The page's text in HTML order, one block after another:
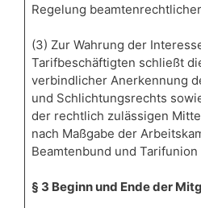
Regelung
(3) Zur Wahrung der
Tarifbeschäftigten schließt
verbindlicher Anerkennung
und Schlichtungsrechts
der rechtlich zulässigen
nach Maßgabe der
Beamtenbund und
§ 3 Beginn und Ende der